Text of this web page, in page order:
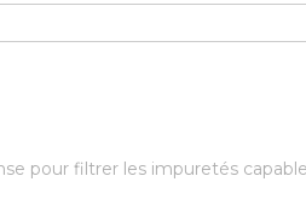
pour filtrer les impuretés